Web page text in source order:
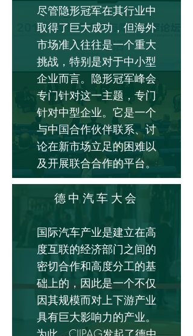
尽管隐形冠军在其行业中
取得了巨大成功，但海外
市场准入往往是一个重大
挑战，特别是对于中小型
企业而言。隐形冠军峰会
专门针对这一主题，专门
针对中型企业。它是一个
与中国合作伙伴联系、讨
论在新市场立足的困难以
及开展联合合作的平台。
德中汽车大会
国际汽车产业是建立在高
度互联的经济部门之间的
密切合作和高度分工的基
础上的，因此是一个不仅
因其规模而对上下游产业
具有巨大影响力的产业。